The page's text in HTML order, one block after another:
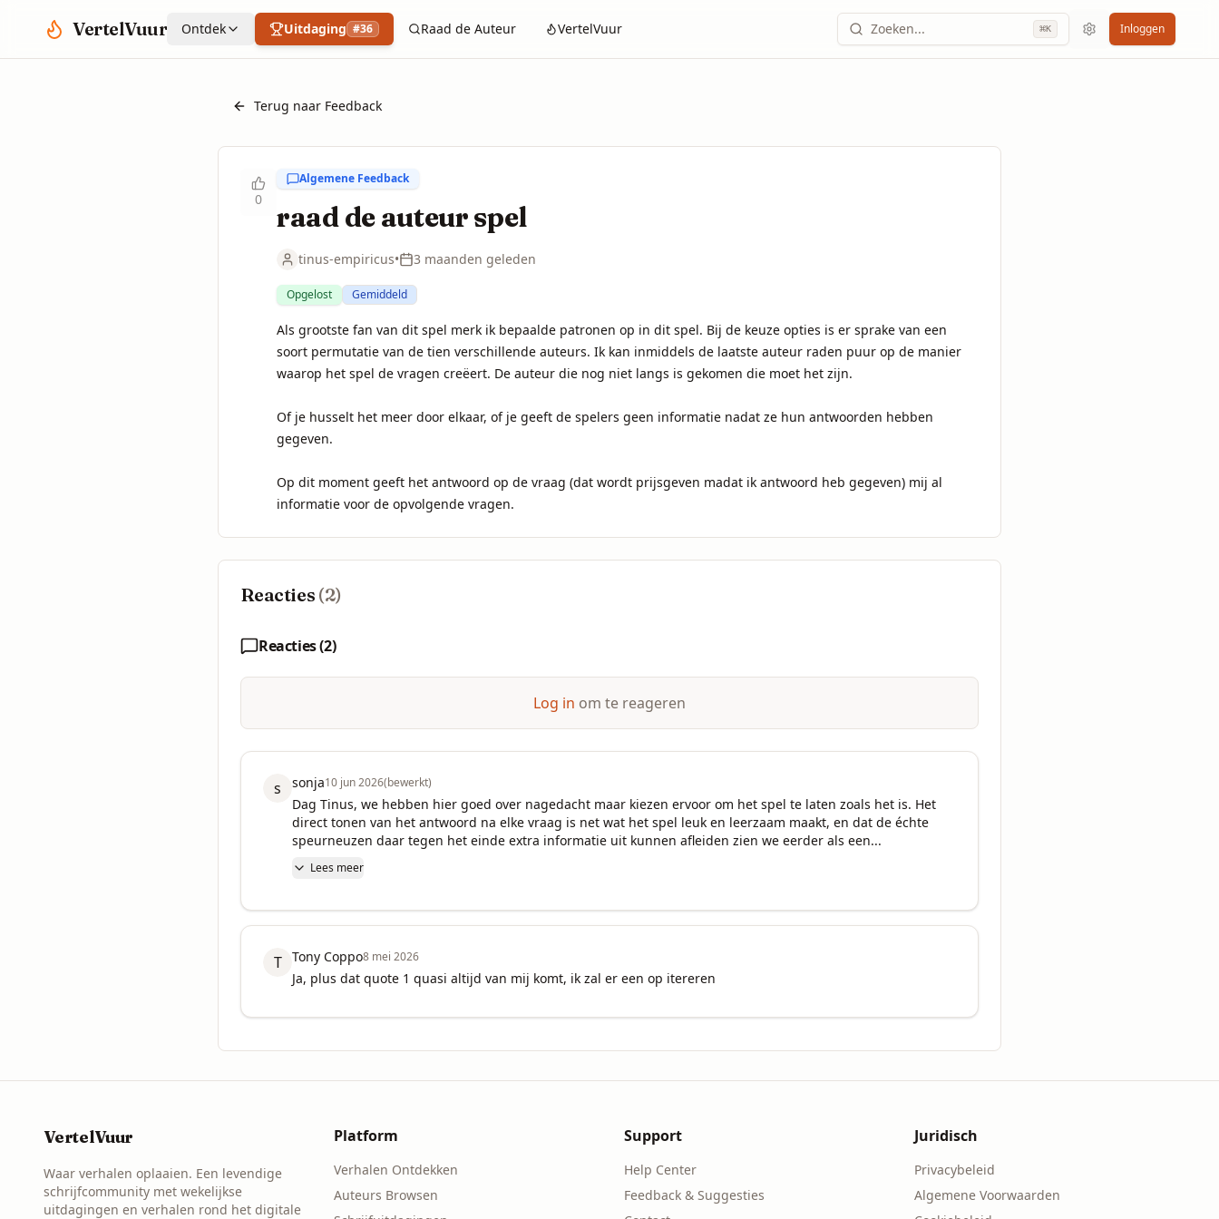
VertelVuur Ontdek Uitdaging #36 Raad de Auteur VertelVuur Zoeken... ⌘K Inloggen
Terug naar Feedback
0
Algemene Feedback
raad de auteur spel
tinus-empiricus• 3 maanden geleden
Opgelost Gemiddeld
Als grootste fan van dit spel merk ik bepaalde patronen op in dit spel. Bij de keuze opties is er sprake van een
soort permutatie van de tien verschillende auteurs. Ik kan inmiddels de laatste auteur raden puur op de manier
waarop het spel de vragen creëert. De auteur die nog niet langs is gekomen die moet het zijn.
Of je husselt het meer door elkaar, of je geeft de spelers geen informatie nadat ze hun antwoorden hebben
gegeven.
Op dit moment geeft het antwoord op de vraag (dat wordt prijsgeven madat ik antwoord heb gegeven) mij al
informatie voor de opvolgende vragen.
Reacties (2)
Reacties (2)
Log in om te reageren
s sonja10 jun 2026(bewerkt)
Dag Tinus, we hebben hier goed over nagedacht maar kiezen ervoor om het spel te laten zoals het is. Het
direct tonen van het antwoord na elke vraag is net wat het spel leuk en leerzaam maakt, en dat de échte
speurneuzen daar tegen het einde extra informatie uit kunnen afleiden zien we eerder als een...
Lees meer
T Tony Coppo8 mei 2026
Ja, plus dat quote 1 quasi altijd van mij komt, ik zal er een op itereren
VertelVuur
Waar verhalen oplaaien. Een levendige
schrijfcommunity met wekelijkse
uitdagingen en verhalen rond het digitale
Platform
Verhalen Ontdekken
Auteurs Browsen
Support
Help Center
Feedback & Suggesties
Juridisch
Privacybeleid
Algemene Voorwaarden